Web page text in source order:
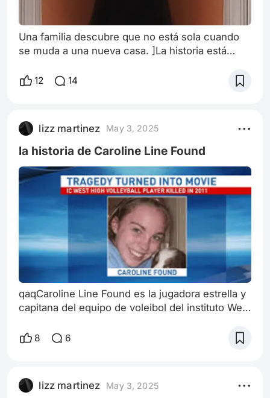
Una familia descubre que no está sola cuando
se muda a una nueva casa. ]La historia está
habita allí. "Cuanto más conocemos a la familia,
madre e hijo emergen como horribles
contrapartes caricaturescas de la santidad de
padre e hija [...] Como experimento,
12 14
lizz martinez May 3, 2025
la historia de Caroline Line Found
qaqCaroline Line Found es la jugadora estrella y
capitana del equipo de voleibol del instituto West
accidente inspira al entrenador y a las
una película estadounidense de drama dirigida
por Sean McNamara[2] y protagonizada por Erin
8 6
lizz martinez May 3, 2025